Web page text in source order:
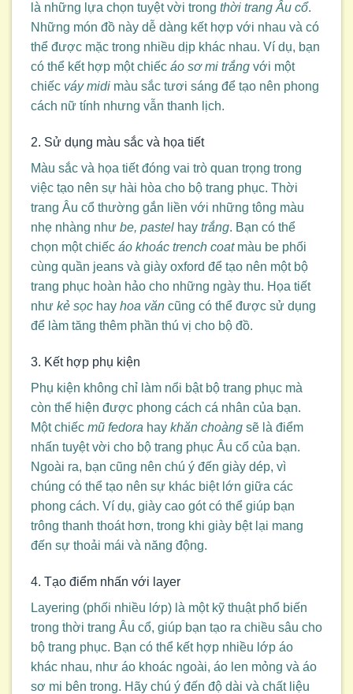
là những lựa chọn tuyệt vời trong thời trang Âu cổ.
Những món đồ này dễ dàng kết hợp với nhau và có
thể được mặc trong nhiều dịp khác nhau. Ví dụ, bạn
có thể kết hợp một chiếc áo sơ mi trắng với một
chiếc váy midi màu sắc tươi sáng để tạo nên phong
cách nữ tính nhưng vẫn thanh lịch.
2. Sử dụng màu sắc và họa tiết
Màu sắc và họa tiết đóng vai trò quan trọng trong
việc tạo nên sự hài hòa cho bộ trang phục. Thời
trang Âu cổ thường gắn liền với những tông màu
nhẹ nhàng như be, pastel hay trắng. Bạn có thể
chọn một chiếc áo khoác trench coatmàu be phối
cùng quần jeans và giày oxford để tạo nên một bộ
trang phục hoàn hảo cho những ngày thu. Họa tiết
như kẻ sọc hay hoa văn cũng có thể được sử dụng
để làm tăng thêm phần thú vị cho bộ đồ.
3. Kết hợp phụ kiện
Phụ kiện không chỉ làm nổi bật bộ trang phục mà
còn thể hiện được phong cách cá nhân của bạn.
Một chiếc mũ fedora hay khăn choàng sẽ là điểm
nhấn tuyệt vời cho bộ trang phục Âu cổ của bạn.
Ngoài ra, bạn cũng nên chú ý đến giày dép, vì
chúng có thể tạo nên sự khác biệt lớn giữa các
phong cách. Ví dụ, giày cao gót có thể giúp bạn
trông thanh thoát hơn, trong khi giày bệt lại mang
đến sự thoải mái và năng động.
4. Tạo điểm nhấn với layer
Layering (phối nhiều lớp) là một kỹ thuật phổ biến
trong thời trang Âu cổ, giúp bạn tạo ra chiều sâu cho
bộ trang phục. Bạn có thể kết hợp nhiều lớp áo
khác nhau, như áo khoác ngoài, áo len mỏng và áo
sơ mi bên trong. Hãy chú ý đến độ dài và chất liệu